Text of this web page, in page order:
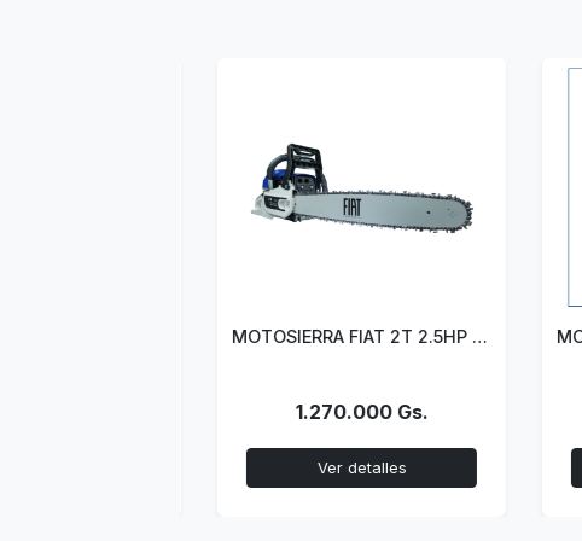
MOTOSIERRA FIAT 2T 2.5HP PALERMO5022
1.270.000 Gs.
Ver detalles